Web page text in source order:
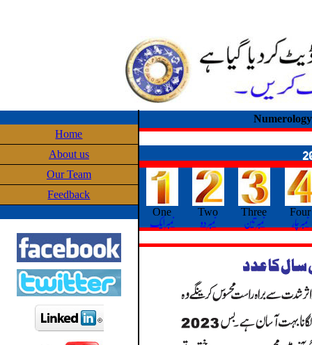
Home
About us
Our Team
Feedback
One
نمبر ایک
Two
نمبر دو
Three
نمبر تین
Four
نمبر چار